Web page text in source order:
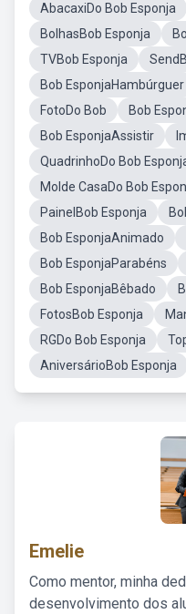
AbacaxiDo Bob Esponja
BolhasBob Esponja
TVBob Esponja
Bob EsponjaHambúrguer
FotoDo Bob
Bob
Bob EsponjaAssistir
QuadrinhoDo Bob
Molde CasaDo Bob
PainelBob Esponja
Bob EsponjaAnimado
Bob EsponjaParabéns
Bob EsponjaBêbado
FotosBob Esponja
RGDo Bob Esponja
AniversárioBob Esponja
Emelie
Como mentor, minha
desenvolvimento dos